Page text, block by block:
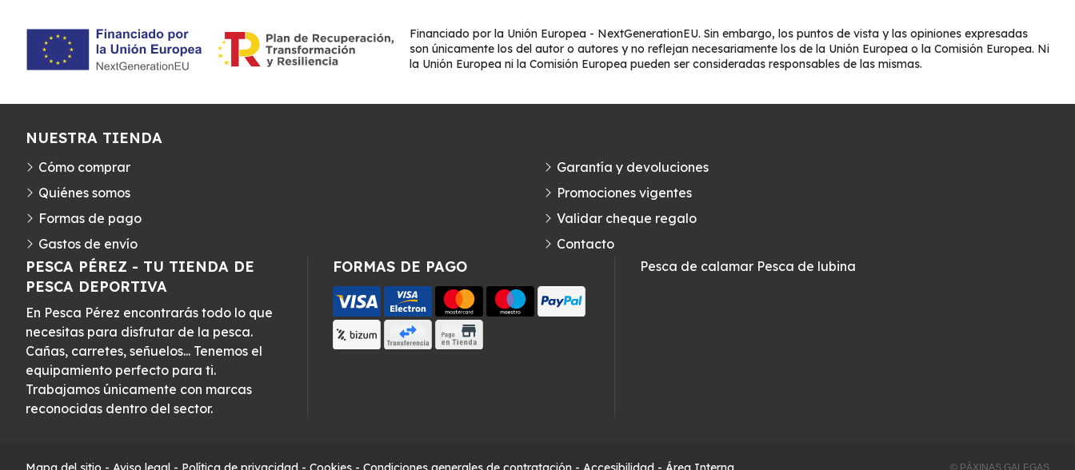
Financiado por la Unión Europea - NextGenerationEU. Sin embargo, los puntos de vista y las opiniones expresadas
son únicamente los del autor o autores y no reflejan necesariamente los de la Unión Europea o la Comisión Europea. Ni
la Unión Europea ni la Comisión Europea pueden ser consideradas responsables de las mismas.
PESCA PÉREZ - TU TIENDA DE
PESCA DEPORTIVA
En Pesca Pérez encontrarás todo lo que
necesitas para disfrutar de la pesca.
Cañas, carretes, señuelos... Tenemos el
equipamiento perfecto para ti.
Trabajamos únicamente con marcas
reconocidas dentro del sector.
FORMAS DE PAGO
NUESTRA TIENDA
Cómo comprar
Quiénes somos
Formas de pago
Gastos de envío
Garantía y devoluciones
Promociones vigentes
Validar cheque regalo
Contacto
Pesca de calamar Pesca de lubina